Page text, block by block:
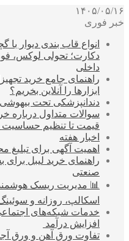
۱۴۰۵/۰۵/۱۶
خبر فوری
انواع قاب بندی دیوار
دکارت؛ تحولی لوکس،
داخلی
راهنمای جامع خرید
ابزارها را آنلاین بخریم؟
دندانپزشکی تحت
سوالات متداول درباره
قیمت تا تنظیم
اخبار هفته
اهمیت آگهی برای
راهنمای خرید لیبل
صنعتی
📊 مدیریت ریسک
اسکالپ، روزانه و
افزایش درآمد
تفاوت ورق آهن و ورق